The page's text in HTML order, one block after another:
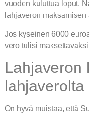
vuoden kuluttua loput.
lahjaveron maksamisen
Jos kyseinen 6000
vero tulisi
Lahjaveron
On hyvä muistaa, että